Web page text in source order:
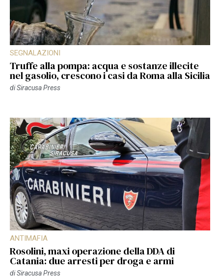
SEGNALAZIONI
Truffe alla pompa: acqua e sostanze illecite
nel gasolio, crescono i casi da Roma alla Sicilia
diSiracusa Press
ANTIMAFIA
Rosolini, maxi operazione della DDA di
Catania: due arresti per droga e armi
diSiracusa Press